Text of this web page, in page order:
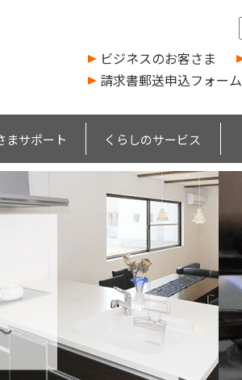
ビジネスのお客さま
請求書郵送申込フォーム
まサポート くらしのサービス